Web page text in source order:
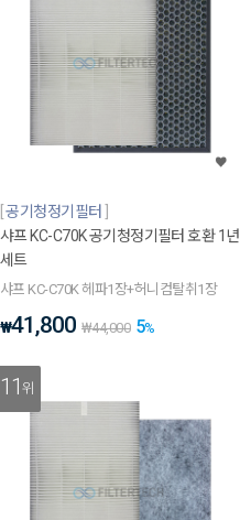
공기청정기필터
샤프 KC-C70K 공기청정기필터 호환 1년
세트
샤프 KC-C70K 헤파1장+허니컴탈취1장
₩41,800 ₩44,000 5%
11위